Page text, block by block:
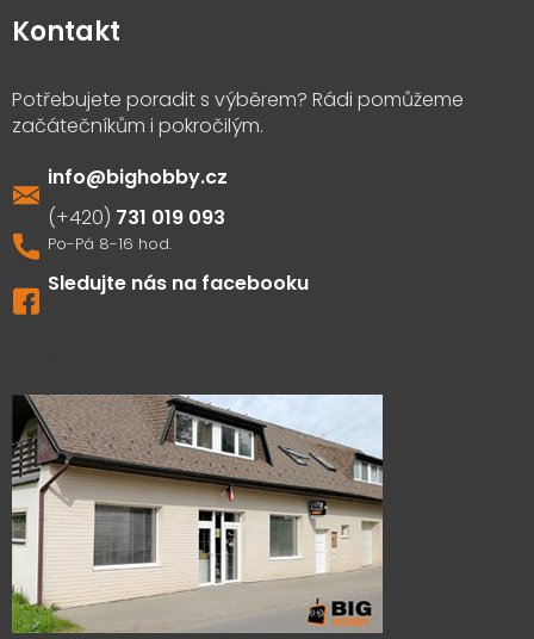
Kontakt
info@bighobby.cz
731 019 093
Sledujte nás na facebooku